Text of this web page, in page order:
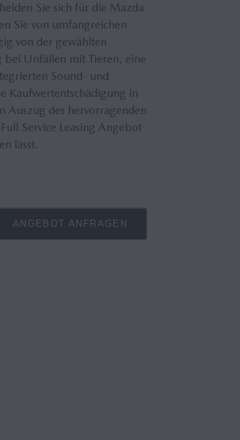
Sie sich für die Mazda
Sie von umfangreichen
von der gewählten
bei Unfällen mit Tieren, eine
Sound- und
Kaufwertentschädigung in
Auszug des hervorragenden
Service Leasing Angebot
lässt.
ANGEBOT ANFRAGEN